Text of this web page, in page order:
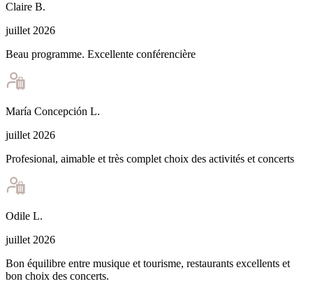
Claire B.
juillet 2026
Beau programme. Excellente conférencière
María Concepción L.
juillet 2026
Profesional, aimable et très complet choix des activités et concerts
Odile L.
juillet 2026
Bon équilibre entre musique et tourisme, restaurants excellents et
bon choix des concerts.